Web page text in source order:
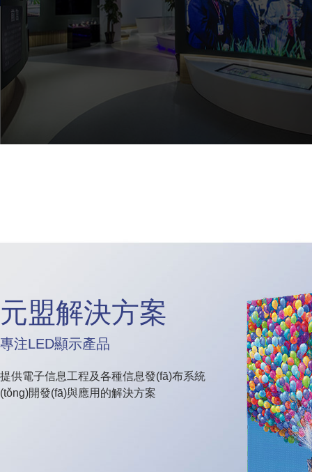
元盟解決方案
專注LED顯示產品
提供電子信息工程及各種信息發(fā)布系統
(tǒng)開發(fā)與應用的解決方案